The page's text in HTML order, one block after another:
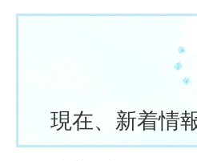
現在、新着情